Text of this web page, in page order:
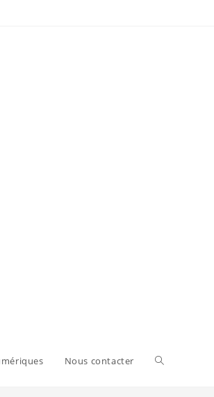
Nous contacter